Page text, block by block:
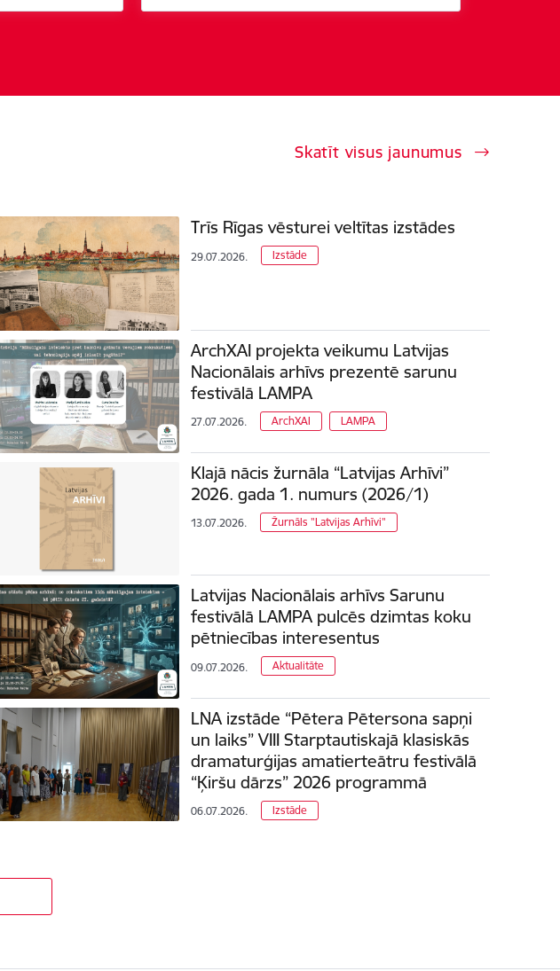
Skatīt visus jaunumus
Trīs Rīgas vēsturei veltītas izstādes
29.07.2026. Izstāde
ArchXAI projekta veikumu Latvijas
Nacionālais arhīvs prezentē sarunu
festivālā LAMPA
27.07.2026. ArchXAI LAMPA
Klajā nācis žurnāla “Latvijas Arhīvi”
2026. gada 1. numurs (2026/1)
13.07.2026. Žurnāls "Latvijas Arhīvi"
Latvijas Nacionālais arhīvs Sarunu
festivālā LAMPA pulcēs dzimtas koku
pētniecības interesentus
09.07.2026. Aktualitāte
LNA izstāde “Pētera Pētersona sapņi
un laiks” VIII Starptautiskajā klasiskās
dramaturģijas amatierteātru festivālā
“Ķiršu dārzs” 2026 programmā
06.07.2026. Izstāde